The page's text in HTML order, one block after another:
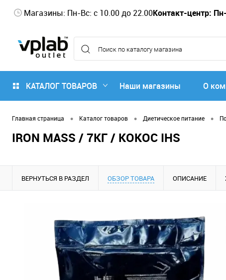
Магазины: Пн-Вс: с 10.00 до 22.00Контакт-центр:
КАТАЛОГ ТОВАРОВ Наши магазины О
Главная страница • Каталог товаров • Диетическое питание •
IRON MASS / 7КГ / КОКОС IHS
ВЕРНУТЬСЯ В РАЗДЕЛ ОБЗОР ТОВАРА ОПИСАНИЕ